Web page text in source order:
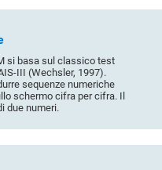
si basa sul classico test
III (Wechsler, 1997).
sequenze numeriche
schermo cifra per cifra. Il
due numeri.